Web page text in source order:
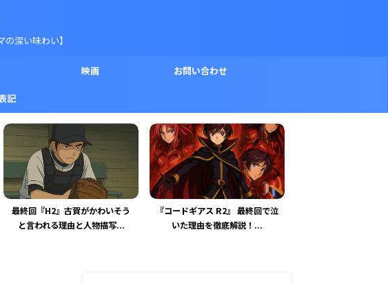
深い味わい】
映画 お問い合わせ
記
『コードギアス R2』 最終回で泣
いた理由を徹底解説！...
『呪術廻戦』 最終回に登場した
指に込められた呪いと祓い...